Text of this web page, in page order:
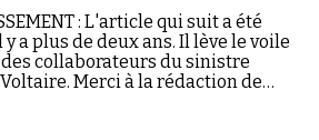
: L'article qui suit a été
a plus de deux ans. Il lève le voile
collaborateurs du sinistre
Merci à la rédaction de